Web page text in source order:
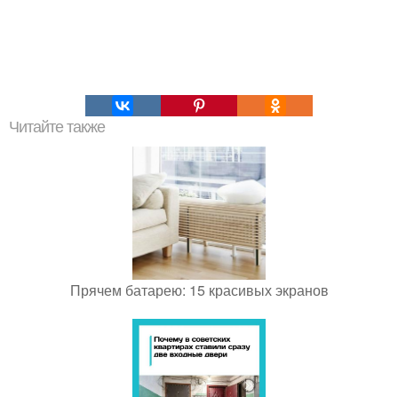
Читайте также
Прячем батарею: 15 красивых экранов